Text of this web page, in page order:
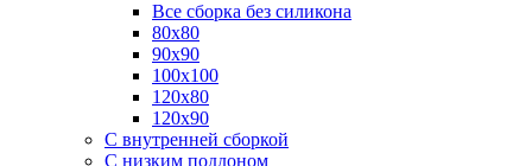
Все сборка без силикона
80х80
90х90
100х100
120х80
120х90
С внутренней сборкой
C низким поддоном